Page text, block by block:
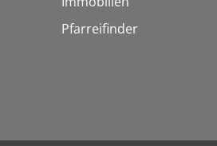
Pfarreifinder